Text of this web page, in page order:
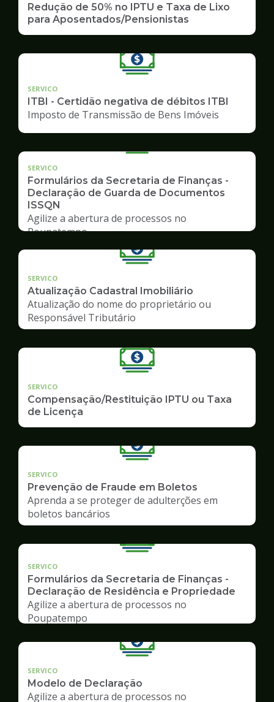
Redução de 50% no IPTU e Taxa de Lixo
para Aposentados/Pensionistas
SERVICO
ITBI - Certidão negativa de débitos ITBI
Imposto de Transmissão de Bens Imóveis
SERVICO
Formulários da Secretaria de Finanças -
Declaração de Guarda de Documentos
ISSQN
Agilize a abertura de processos no
Poupatempo
SERVICO
Atualização Cadastral Imobiliário
Atualização do nome do proprietário ou
Responsável Tributário
SERVICO
Compensação/Restituição IPTU ou Taxa
de Licença
SERVICO
Prevenção de Fraude em Boletos
Aprenda a se proteger de adulterções em
boletos bancários
SERVICO
Formulários da Secretaria de Finanças -
Declaração de Residência e Propriedade
Agilize a abertura de processos no
Poupatempo
SERVICO
Modelo de Declaração
Agilize a abertura de processos no